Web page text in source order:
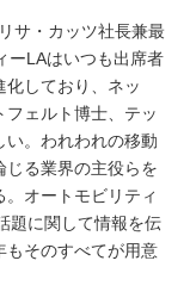
サ・カッツ社長兼最
ーLAはいつも出席者
化しており、ネッ
フェルト博士、テッ
い。われわれの移動
じる業界の主役らを
オートモビリティ
題に関して情報を伝
もそのすべてが用意